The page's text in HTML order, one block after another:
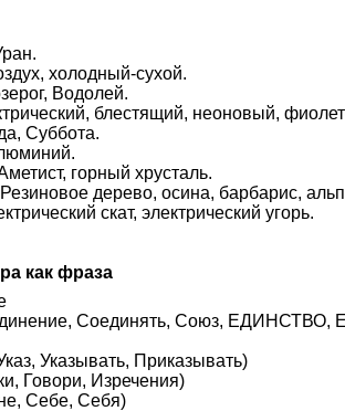
холодный-сухой.
Водолей.
блестящий, неоновый,
Суббота.
горный хрусталь.
дерево, осина, барбарис,
скат, электрический угорь.
как фраза
Соединять, Союз, ЕДИНСТВО,
Указывать, Приказывать)
Говори, Изречения)
Себе, Себя)